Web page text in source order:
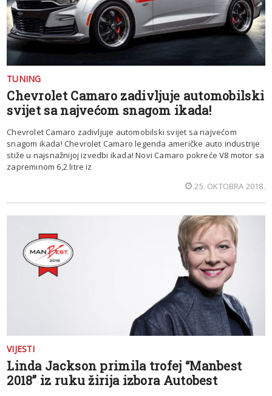
TUNING
Chevrolet Camaro zadivljuje automobilski
svijet sa najvećom snagom ikada!
Chevrolet Camaro zadivljuje automobilski svijet sa najvećom
snagom ikada! Chevrolet Camaro legenda američke auto industrije
stiže u najsnažnijoj izvedbi ikada! Novi Camaro pokreće V8 motor sa
zapreminom 6,2 litre iz
25. OKTOBRA 2018.
VIJESTI
Linda Jackson primila trofej “Manbest
2018” iz ruku žirija izbora Autobest